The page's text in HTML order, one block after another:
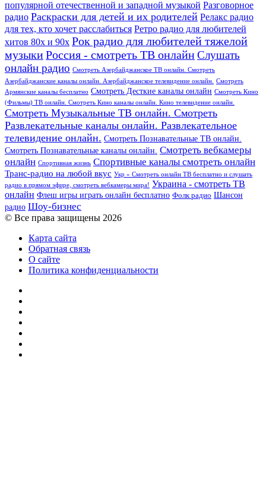
популярной отечественной и западной музыкой Разговорное
радио Раскраски для детей и их родителей Релакс радио
для тех, кто хочет расслабиться Ретро радио для любителей
хитов 80х и 90х Рок радио для любителей тяжелой
музыкиРоссия - смотреть ТВ онлайнСлушать
онлайн радио Смотреть Азербайджанское ТВ онлайн. Смотреть
Азербайджанские каналы онлайн. Азербайджанское телевидение онлайн.
Смотреть
Армянские каналы бесплатно Смотреть Десткие каналы онлайн Смотреть Кино
(Фильмы) ТВ онлайн. Смотреть Кино каналы онлайн. Кино телевидение онлайн.
Смотреть Музыкальные ТВ онлайн. Смотреть
Развлекательные каналы онлайн. Развлекательное
телевидение онлайн. Смотреть Познавательные ТВ онлайн.
Смотреть Познавательные каналы онлайн. Смотреть вебкамеры
онлайн Спортивная жизнь Спортивные каналы смотреть онлайн
Транс-радио на любой вкус Укр » Смотреть онлайн ТВ бесплатно и слушать
радио в прямом эфире, смотреть вебкамеры мира! Украина - смотреть ТВ
онлайн Флеш игры играть онлайн бесплатно Фолк радио Шансон
радио Шоу-бизнес
© Все права защищены 2026
Карта сайта
Обратная связь
О сайте
Политика конфиденциальности